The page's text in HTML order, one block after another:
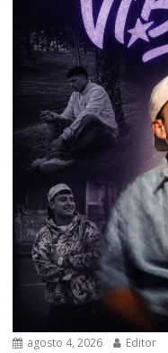
agosto 4, 2026 Editor